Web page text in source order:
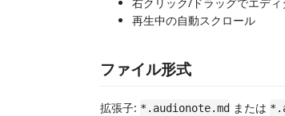
再生中の自動スクロール
ファイル形式
拡張子: *.audionote.md または